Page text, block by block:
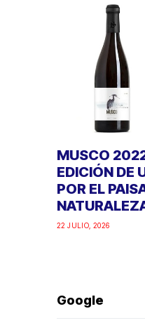
MUSCO
EDICIÓN DE
POR EL
22 JULIO, 2026
Google